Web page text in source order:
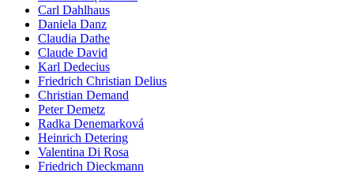
Carl Dahlhaus
Daniela Danz
Claudia Dathe
Claude David
Karl Dedecius
Friedrich Christian Delius
Christian Demand
Peter Demetz
Radka Denemarková
Heinrich Detering
Valentina Di Rosa
Friedrich Dieckmann